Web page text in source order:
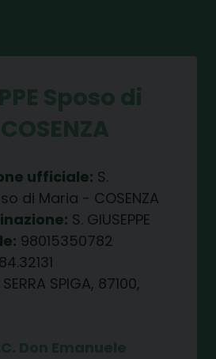
ufficiale: S.
di Maria - COSENZA
S. GIUSEPPE
98015350782
SPIGA, 87100,